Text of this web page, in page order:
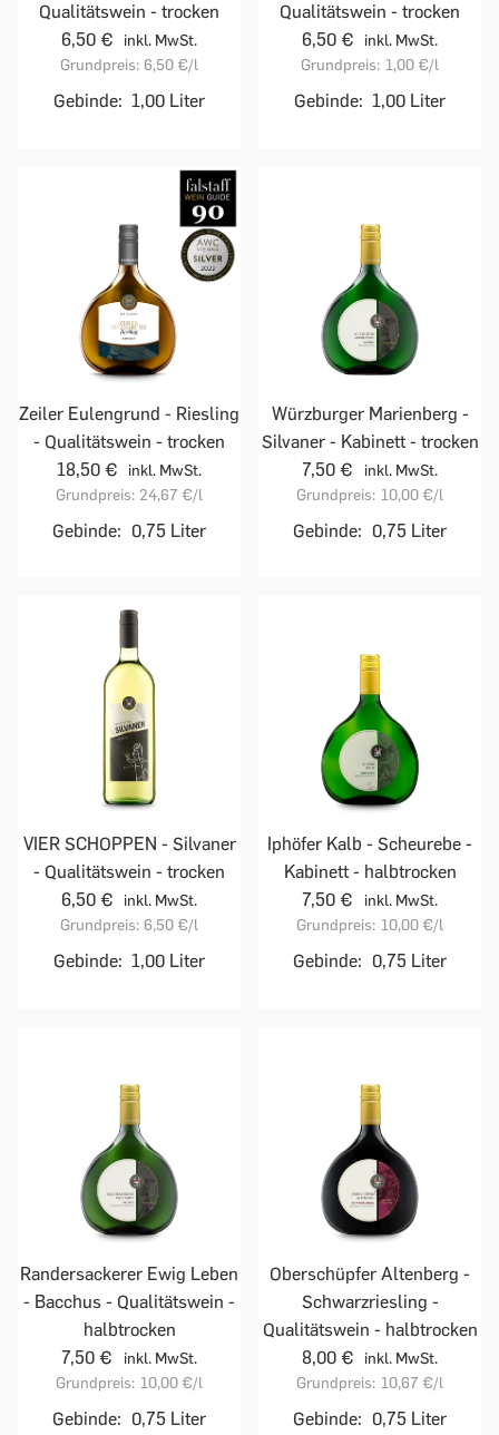
Qualitätswein - trocken
6,50 €
inkl. MwSt.
Grundpreis: 6,50 €/l
Gebinde: 1,00 Liter
Qualitätswein - trocken
6,50 €
inkl. MwSt.
Grundpreis: 1,00 €/l
Gebinde: 1,00 Liter
Zeiler Eulengrund - Riesling
- Qualitätswein - trocken
18,50 €
inkl. MwSt.
Grundpreis: 24,67 €/l
Gebinde: 0,75 Liter
Würzburger Marienberg -
Silvaner - Kabinett - trocken
7,50 €
inkl. MwSt.
Grundpreis: 10,00 €/l
Gebinde: 0,75 Liter
VIER SCHOPPEN - Silvaner
- Qualitätswein - trocken
6,50 €
inkl. MwSt.
Grundpreis: 6,50 €/l
Gebinde: 1,00 Liter
Iphöfer Kalb - Scheurebe -
Kabinett - halbtrocken
7,50 €
inkl. MwSt.
Grundpreis: 10,00 €/l
Gebinde: 0,75 Liter
Randersackerer Ewig Leben
- Bacchus - Qualitätswein -
halbtrocken
7,50 €
inkl. MwSt.
Grundpreis: 10,00 €/l
Gebinde: 0,75 Liter
Oberschüpfer Altenberg -
Schwarzriesling -
Qualitätswein - halbtrocken
8,00 €
inkl. MwSt.
Grundpreis: 10,67 €/l
Gebinde: 0,75 Liter